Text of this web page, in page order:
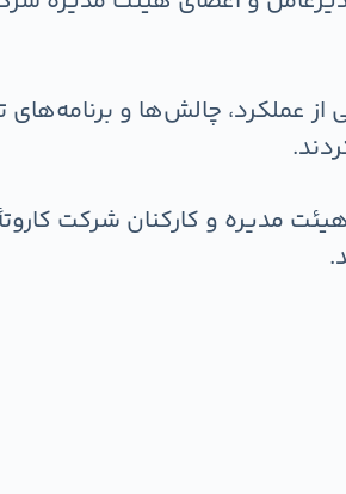
عملکرد، چالش‌ها و برنامه‌های
مدیره و کارکنان شرکت